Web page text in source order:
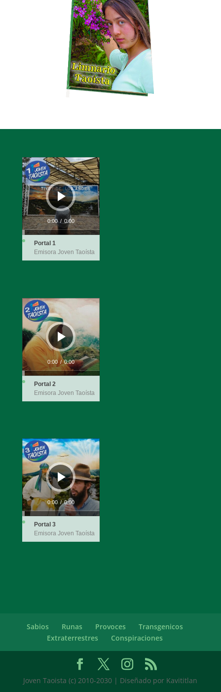
Reproductor
de
audio
0:00 / 0:00
Portal 1
Emisora Joven Taoísta
Reproductor
de
audio
0:00 / 0:00
Portal 2
Emisora Joven Taoísta
Reproductor
de
audio
0:00 / 0:00
Portal 3
Emisora Joven Taoísta
Sabios Runas Provoces
Transgenicos
Extraterrestres
Conspiraciones
Joven Taoista (c) 2010-2030 | Diseñado por Kavititlan